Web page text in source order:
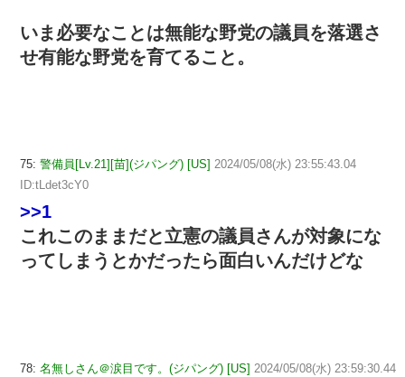
いま必要なことは無能な野党の議員を落選さ
せ有能な野党を育てること。
75: 警備員[Lv.21][苗](ジパング) [US] 2024/05/08(水) 23:55:43.04
ID:tLdet3cY0
>>1
これこのままだと立憲の議員さんが対象にな
ってしまうとかだったら面白いんだけどな
78: 名無しさん＠涙目です。(ジパング) [US] 2024/05/08(水) 23:59:30.44